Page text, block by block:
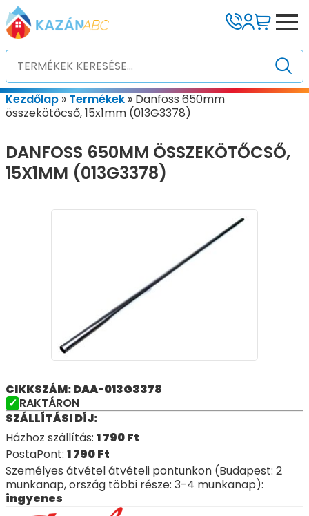
Kezdőlap » Termékek » Danfoss 650mm
összekötőcső, 15x1mm (013G3378)
DANFOSS 650MM ÖSSZEKÖTŐCSŐ,
15X1MM (013G3378)
CIKKSZÁM: DAA-013G3378
RAKTÁRON
SZÁLLÍTÁSI DÍJ:
Házhoz szállítás: 1 790Ft
PostaPont: 1 790Ft
Személyes átvétel átvételi pontunkon (Budapest: 2
munkanap, ország többi része: 3-4 munkanap):
ingyenes